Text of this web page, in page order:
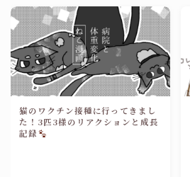
猫のワクチン接種に行ってきまし
た！3匹3様のリアクションと成長
記録